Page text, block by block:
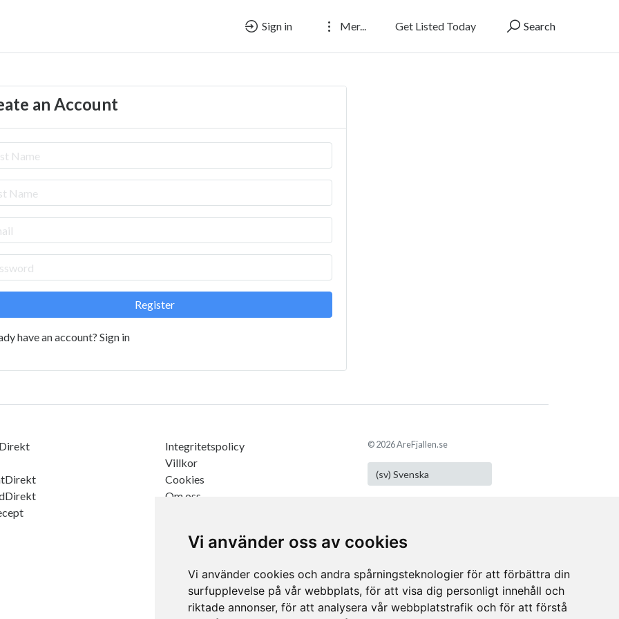
Vi använder oss av cookies
Vi använder cookies och andra spårningsteknologier för att förbättra din
surfupplevelse på vår webbplats, för att visa dig personligt innehåll och
riktade annonser, för att analysera vår webbplatstrafik och för att förstå
Sign in Mer... Get Listed Today Search
an Account
have an account? Sign in
Integritetspolicy
Villkor
Cookies
Om oss
© 2026 AreFjallen.se
nyhetsbrev
Prenumerera